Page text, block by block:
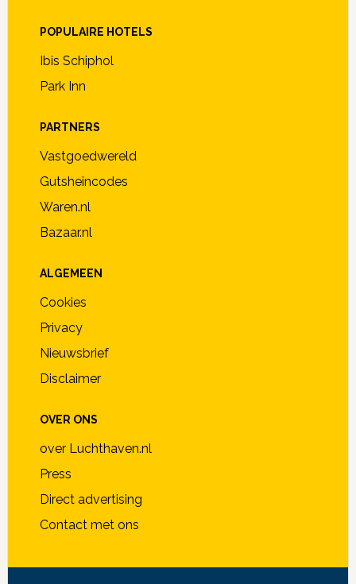
POPULAIRE HOTELS
Ibis Schiphol
Park Inn
PARTNERS
Vastgoedwereld
Gutsheincodes
Waren.nl
Bazaar.nl
ALGEMEEN
Cookies
Privacy
Nieuwsbrief
Disclaimer
OVER ONS
over Luchthaven.nl
Press
Direct advertising
Contact met ons